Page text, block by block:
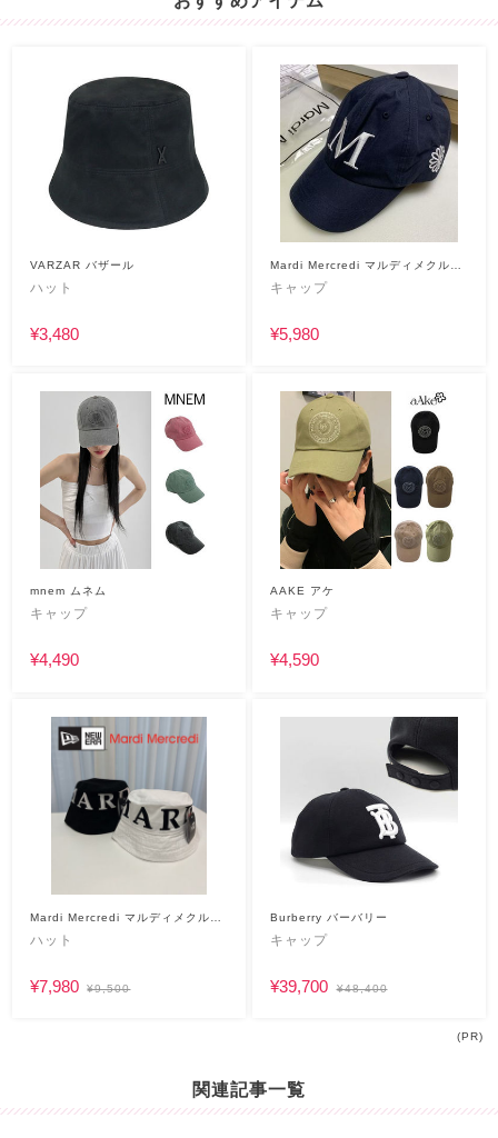
VARZAR バザール
ハット
¥3,480
Mardi Mercredi マルディメクルデ
ィ
キャップ
¥5,980
mnem ムネム
キャップ
¥4,490
AAKE アケ
キャップ
¥4,590
Mardi Mercredi マルディメクルデ
ハット
¥7,980 ¥9,500
Burberry バーバリー
キャップ
¥39,700 ¥48,400
(PR)
関連記事一覧